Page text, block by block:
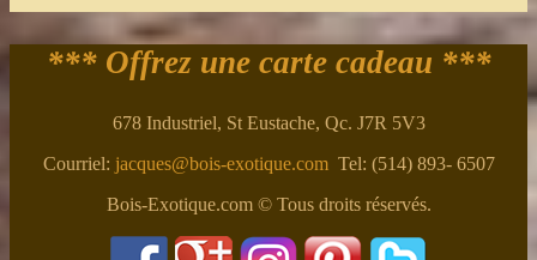
*** Offrez une carte cadeau ***
678 Industriel, St Eustache, Qc. J7R 5V3
Courriel: jacques@bois-exotique.comTel: (514) 893- 6507
Bois-Exotique.com © Tous droits réservés.